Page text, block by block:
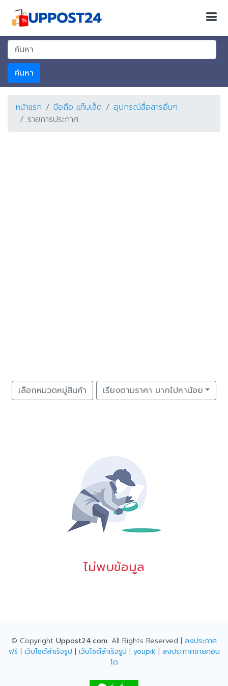
ค้นหา
หน้าแรก มือถือ แท๊บเล็ต
อุปกรณ์สื่อสารอื่นๆ
รายการประกาศ
เลือกหมวดหมู่สินค้า เรียงตามราคา มากไปหาน้อย
ไม่พบข้อมูล
© Copyright Uppost24.com. All Rights Reserved | ลงประกาศ
ฟรี| เว็บไซต์สำเร็จรูป | เว็บไซต์สำเร็จรูป | youpik | ลงประกาศขายคอน
โด